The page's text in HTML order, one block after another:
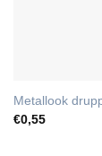
Metallook
€0,55